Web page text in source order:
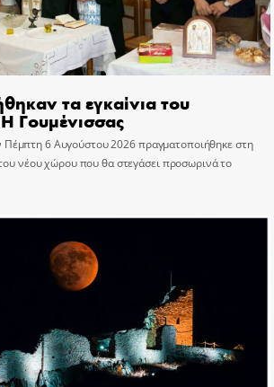
τα εγκαίνια του
Γουμένισσας
Πέμπτη 6 Αυγούστου 2026 πραγματοποιήθηκε στη
νέου χώρου που θα στεγάσει προσωρινά το